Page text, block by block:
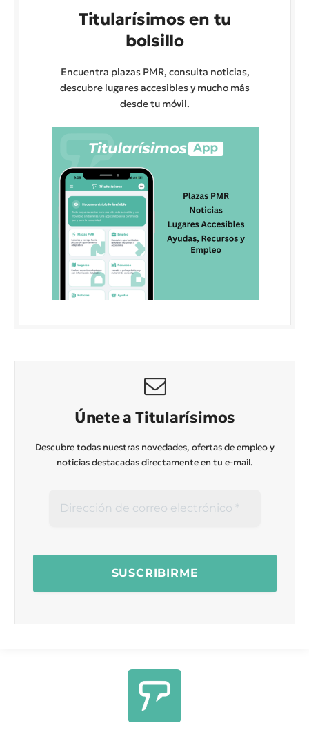
Titularísimos en tu
bolsillo
Encuentra plazas PMR, consulta noticias,
descubre lugares accesibles y mucho más
desde tu móvil.
Únete a Titularísimos
Descubre todas nuestras novedades, ofertas de empleo y
noticias destacadas directamente en tu e-mail.